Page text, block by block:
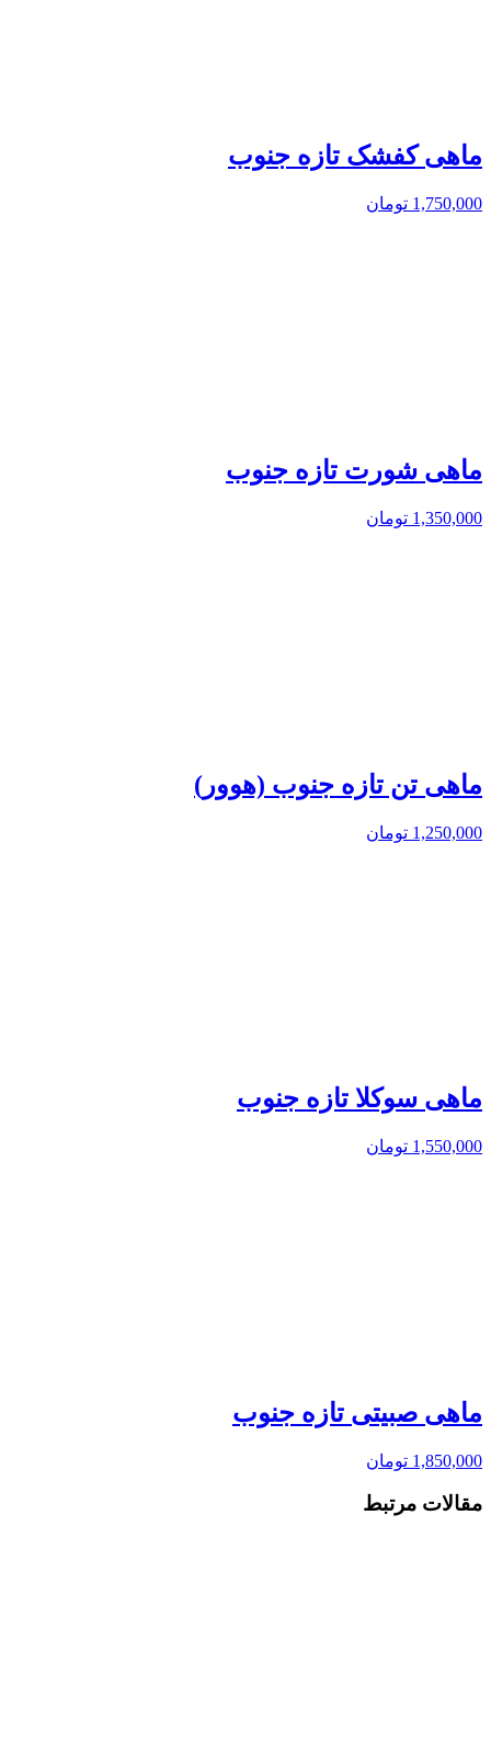
ماهی کفشک تازه جنوب
1,750,000 تومان
ماهی شورت تازه جنوب
1,350,000 تومان
ماهی تن تازه جنوب (هوور)
1,250,000 تومان
ماهی سوکلا تازه جنوب
1,550,000 تومان
ماهی صبیتی تازه جنوب
1,850,000 تومان
مقالات مرتبط